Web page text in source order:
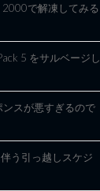
2000で解凍してみる
5 をサルベージし
スが悪すぎるので
う引っ越しスケジ